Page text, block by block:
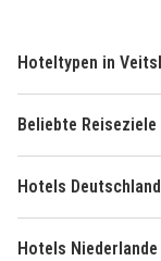
Hoteltypen in
Beliebte Reiseziele
Hotels Deutschland
Hotels Niederlande